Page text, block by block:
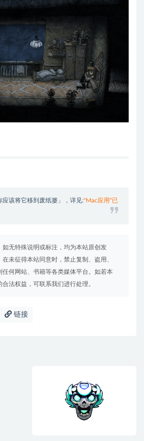
应该将它移到废纸篓」，详见:“Mac应用”已
如无特殊说明或标注，均为本站原创发
未征得本站同意时，禁止复制、盗用、
任何网站、书籍等各类媒体平台。如若本
法权益，可联系我们进行处理。
链接